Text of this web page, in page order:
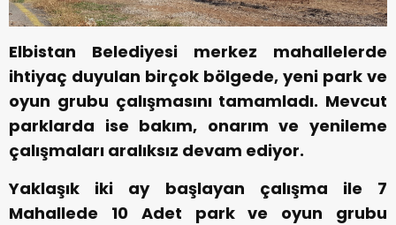
Elbistan Belediyesi merkez mahallelerde
ihtiyaç duyulan birçok bölgede, yeni park ve
oyun grubu çalışmasını tamamladı. Mevcut
parklarda ise bakım, onarım ve yenileme
çalışmaları aralıksız devam ediyor.
Yaklaşık iki ay başlayan çalışma ile 7
Mahallede 10 Adet park ve oyun grubu